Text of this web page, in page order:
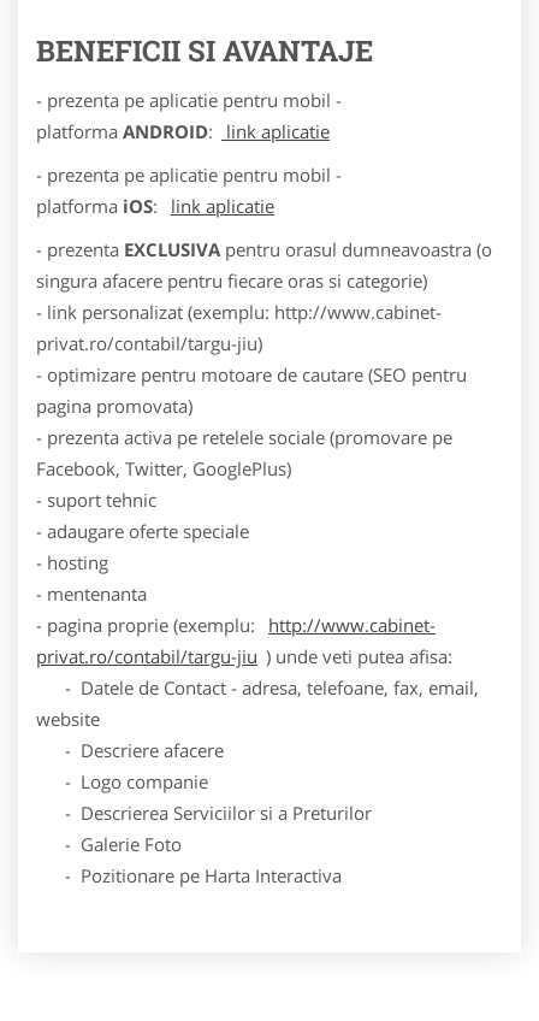
BENEFICII SI AVANTAJE
- prezenta pe aplicatie pentru mobil -
platforma ANDROID:
link aplicatie
- prezenta pe aplicatie pentru mobil -
platforma iOS:
link aplicatie
- prezenta EXCLUSIVA pentru orasul dumneavoastra (o
singura afacere pentru fiecare oras si categorie)
- link personalizat (exemplu: http://www.cabinet-
privat.ro/contabil/targu-jiu)
- optimizare pentru motoare de cautare (SEO pentru
pagina promovata)
- prezenta activa pe retelele sociale (promovare pe
Facebook, Twitter, GooglePlus)
- suport tehnic
- adaugare oferte speciale
- hosting
- mentenanta
- pagina proprie (exemplu:
http://www.cabinet-
privat.ro/contabil/targu-jiu ) unde veti putea afisa:
- Datele de Contact - adresa, telefoane, fax, email,
website
- Descriere afacere
- Logo companie
- Descrierea Serviciilor si a Preturilor
- Galerie Foto
- Pozitionare pe Harta Interactiva